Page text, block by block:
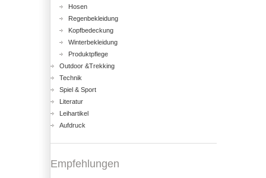
Hosen
Regenbekleidung
Kopfbedeckung
Winterbekleidung
Produktpflege
Outdoor &Trekking
Technik
Spiel & Sport
Literatur
Leihartikel
Aufdruck
Empfehlungen